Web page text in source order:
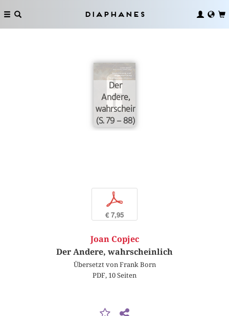
Diaphanes
Der
Andere,
wahrscheinlich
(S. 79 – 88)
p
€ 7,95
Joan Copjec
Der Andere, wahrscheinlich
Übersetzt von Frank Born
PDF, 10 Seiten